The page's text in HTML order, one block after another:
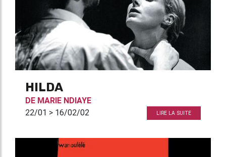
HILDA
DE MARIE NDIAYE
22/01 > 16/02/02
LIRE LA SUITE